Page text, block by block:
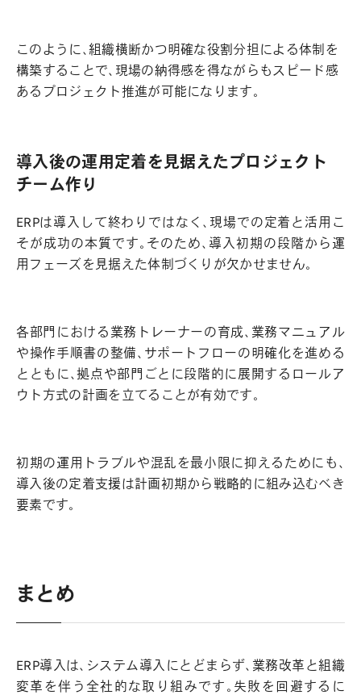
このように、組織横断かつ明確な役割分担による体制を
構築することで、現場の納得感を得ながらもスピード感
あるプロジェクト推進が可能になります。
導入後の運用定着を見据えたプロジェクト
チーム作り
ERPは導入して終わりではなく、現場での定着と活用こ
そが成功の本質です。そのため、導入初期の段階から運
用フェーズを見据えた体制づくりが欠かせません。
各部門における業務トレーナーの育成、業務マニュアル
や操作手順書の整備、サポートフローの明確化を進める
とともに、拠点や部門ごとに段階的に展開するロールア
ウト方式の計画を立てることが有効です。
初期の運用トラブルや混乱を最小限に抑えるためにも、
導入後の定着支援は計画初期から戦略的に組み込むべき
要素です。
まとめ
ERP導入は、システム導入にとどまらず、業務改革と組織
変革を伴う全社的な取り組みです。失敗を回避するに